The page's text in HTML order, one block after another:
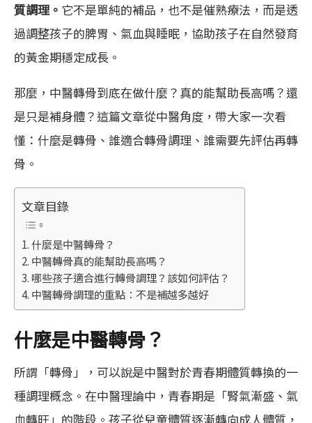
質調理。 它不是單純的補品，也不是催熟療法，而是透
過調整孩子的脾胃、氣血與睡眠，協助孩子在自然發育
的黃金期穩定成長。
那麼，中醫轉骨到底在做什麼？真的能幫助長高嗎？還
是只是補身體？這篇文章從中醫角度，帶大家一次看
懂：什麼是轉骨、誰適合轉骨調理、誰需要先評估再轉
骨。
文章目錄
什麼是中醫轉骨？
中醫轉骨真的能幫助長高嗎？
哪些孩子適合進行轉骨調理？該如何評估？
中醫轉骨調理的重點：不是補越多越好
什麼是中醫轉骨？
所謂「轉骨」，可以說是中醫對於青春期體質轉換的一
種調理概念。在中醫理論中，青春期是「腎氣漸盛、氣
血轉旺」的階段。孩子從兒童體質逐漸轉向成人體質，